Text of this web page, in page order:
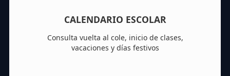
CALENDARIO ESCOLAR
Consulta vuelta al cole, inicio de clases,
vacaciones y días festivos